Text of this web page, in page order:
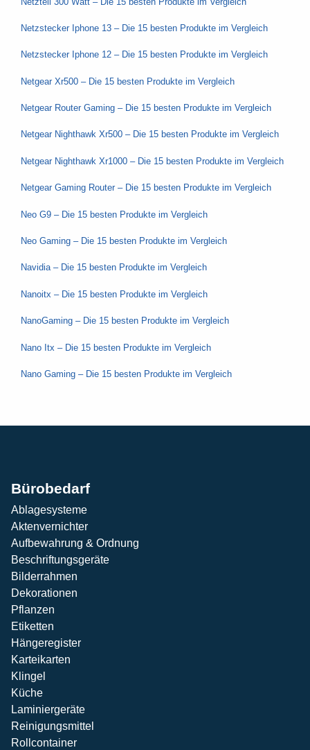
Netzstecker Iphone 13 – Die 15 besten Produkte im Vergleich
Netzstecker Iphone 12 – Die 15 besten Produkte im Vergleich
Netgear Xr500 – Die 15 besten Produkte im Vergleich
Netgear Router Gaming – Die 15 besten Produkte im Vergleich
Netgear Nighthawk Xr500 – Die 15 besten Produkte im Vergleich
Netgear Nighthawk Xr1000 – Die 15 besten Produkte im Vergleich
Netgear Gaming Router – Die 15 besten Produkte im Vergleich
Neo G9 – Die 15 besten Produkte im Vergleich
Neo Gaming – Die 15 besten Produkte im Vergleich
Navidia – Die 15 besten Produkte im Vergleich
Nanoitx – Die 15 besten Produkte im Vergleich
NanoGaming – Die 15 besten Produkte im Vergleich
Nano Itx – Die 15 besten Produkte im Vergleich
Nano Gaming – Die 15 besten Produkte im Vergleich
Bürobedarf
Ablagesysteme
Aktenvernichter
Aufbewahrung & Ordnung
Beschriftungsgeräte
Bilderrahmen
Dekorationen
Pflanzen
Etiketten
Hängeregister
Karteikarten
Klingel
Küche
Laminiergeräte
Reinigungsmittel
Rollcontainer